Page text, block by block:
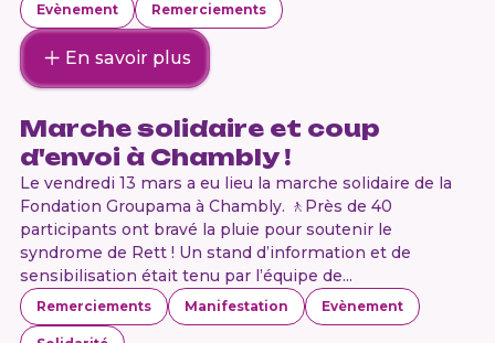
Evènement Remerciements
En savoir plus
Marche solidaire et coup
d'envoi à Chambly !
Le vendredi 13 mars a eu lieu la marche solidaire de la
Fondation Groupama à Chambly. 🚶Près de 40
participants ont bravé la pluie pour soutenir le
syndrome de Rett ! Un stand d’information et de
sensibilisation était tenu par l’équipe de...
Remerciements Manifestation Evènement